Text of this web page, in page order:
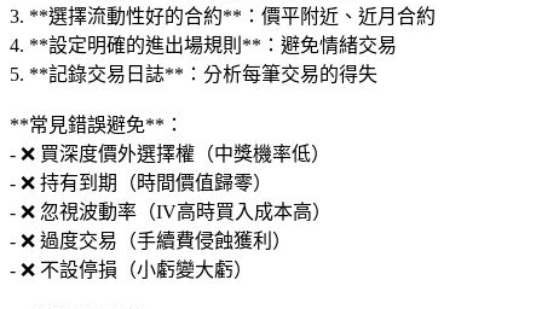
3. **選擇流動性好的合約**：價平附近、近月合約
4. **設定明確的進出場規則**：避免情緒交易
5. **記錄交易日誌**：分析每筆交易的得失
**常見錯誤避免**：
- ❌ 買深度價外選擇權（中獎機率低）
- ❌ 持有到期（時間價值歸零）
- ❌ 忽視波動率（IV高時買入成本高）
- ❌ 過度交易（手續費侵蝕獲利）
- ❌ 不設停損（小虧變大虧）